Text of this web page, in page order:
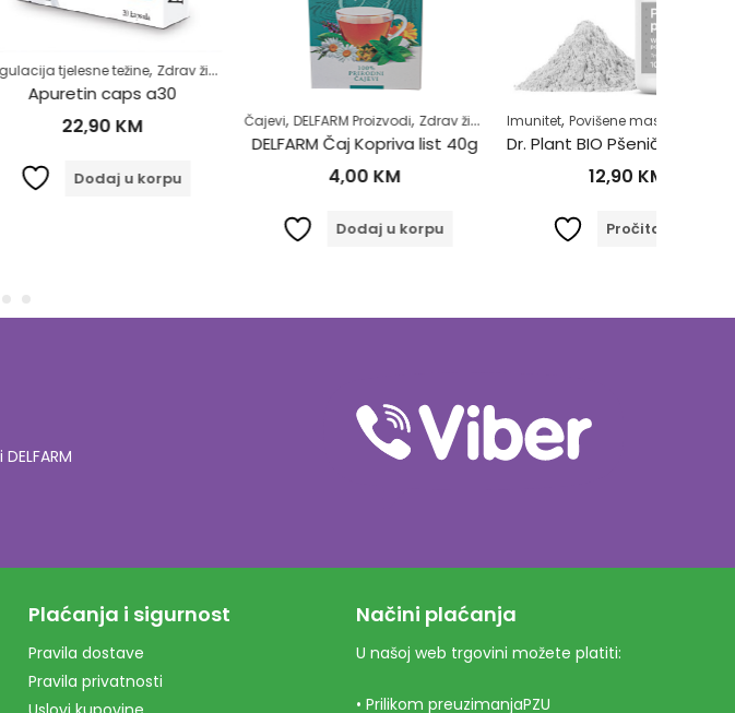
zatvor, Samoliječenje Zdrav život
težine,Zdrav život
caps a30
u korpu
DELFARM Proizvodi,Zdrav život
DELFARM Čaj Kopriva list 40g
Dodaj u korpu
Imunitet,Povišene masnoće u krvi, Regulacija
Dr. Plant BIO Pšenična trava u prahu (Triticum aestivum) 100g
Pročitaj više
Plaćanja i sigurnost
Pravila dostave
Pravila privatnosti
Načini plaćanja
U našoj web trgovini možete platiti:
• Prilikom preuzimanjaPZU